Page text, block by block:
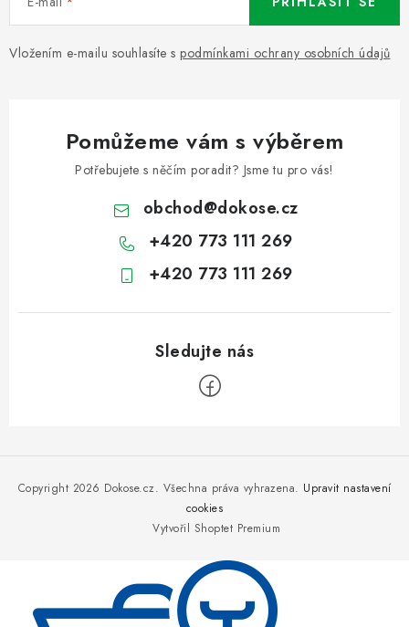
Vložením e-mailu souhlasíte s podmínkami ochrany osobních údajů
Pomůžeme vám s výběrem
Potřebujete s něčím poradit? Jsme tu pro vás!
obchod@dokose.cz
+420 773 111 269
+420 773 111 269
Vytvořil Shoptet Premium
Copyright 2026 Dokose.cz. Všechna práva vyhrazena. Upravit nastavení
cookies